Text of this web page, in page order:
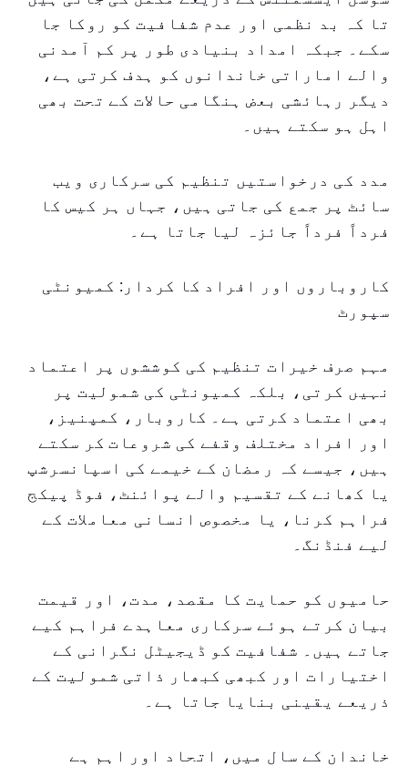
تا کہ بد نظمی اور عدم شفافیت کو روکا جا
سکے۔ جبکہ امداد بنیادی طور پر کم آمدنی
والے اماراتی خاندانوں کو ہدف کرتی ہے،
دیگر رہائشی بعض ہنگامی حالات کے تحت بھی
اہل ہو سکتے ہیں۔
مدد کی درخواستیں تنظیم کی سرکاری ویب
سائٹ پر جمع کی جاتی ہیں، جہاں ہر کیس کا
فرداً فرداً جائزہ لیا جاتا ہے۔
کاروباروں اور افراد کا کردار: کمیونٹی
سپورٹ
مہم صرف خیرات تنظیم کی کوششوں پر اعتماد
نہیں کرتی، بلکہ کمیونٹی کی شمولیت پر
بھی اعتماد کرتی ہے۔ کاروبار، کمپنیز،
اور افراد مختلف وقفے کی شروعات کر سکتے
ہیں، جیسے کہ رمضان کے خیمے کی اسپانسرشپ
یا کھانے کے تقسیم والے پوائنٹ، فوڈ پیکج
فراہم کرنا، یا مخصوص انسانی معاملات کے
لیے فنڈنگ۔
حامیوں کو حمایت کا مقصد، مدت، اور قیمت
بیان کرتے ہوئے سرکاری معاہدے فراہم کیے
جاتے ہیں۔ شفافیت کو ڈیجیٹل نگرانی کے
اختیارات اور کبھی کبھار ذاتی شمولیت کے
ذریعے یقینی بنایا جاتا ہے۔
خاندان کے سال میں، اتحاد اور اہم ہے